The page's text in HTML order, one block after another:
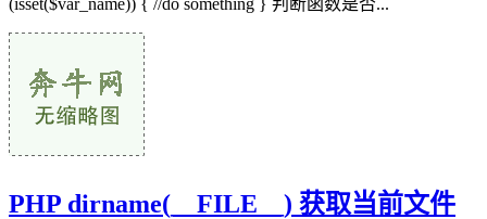
PHP dirname(__FILE__) 获取当前文件